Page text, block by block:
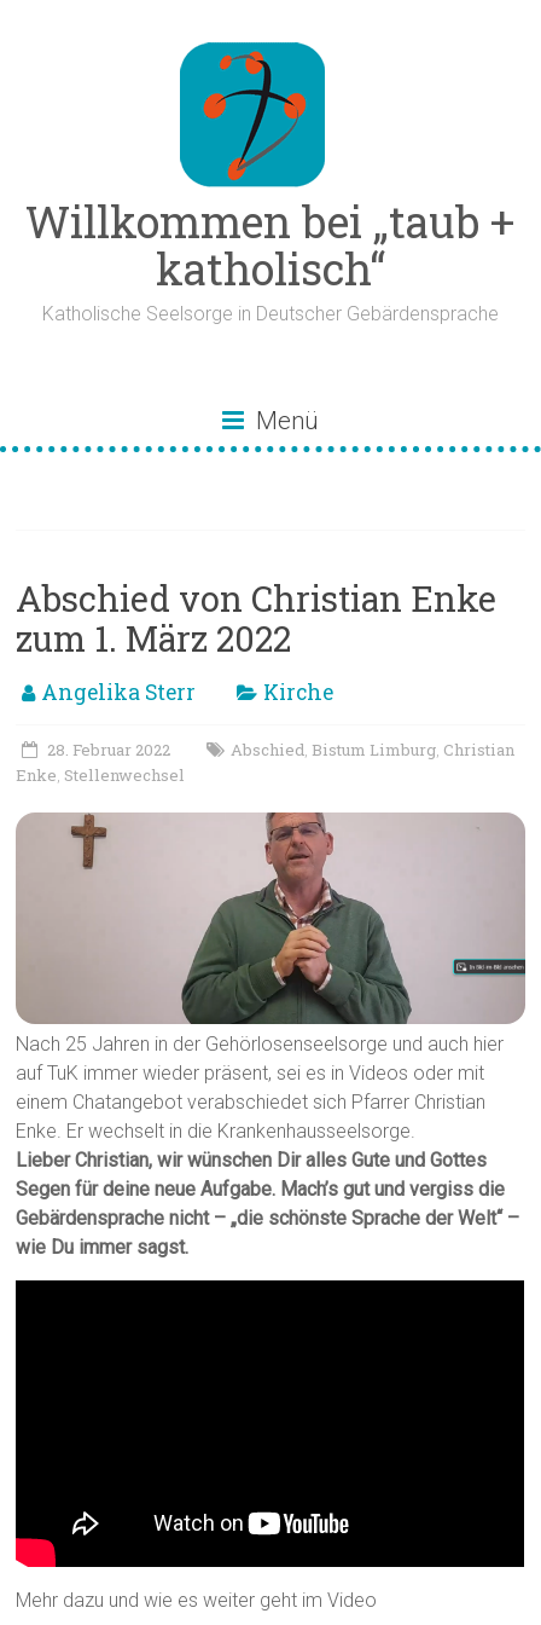
Willkommen bei „taub +
katholisch“
Katholische Seelsorge in Deutscher Gebärdensprache
Menü
Abschied von Christian Enke
zum 1. März 2022
Angelika Sterr Kirche
28. Februar 2022 Abschied, Bistum Limburg, Christian
Enke, Stellenwechsel
Nach 25 Jahren in der Gehörlosenseelsorge und auch hier
auf TuK immer wieder präsent, sei es in Videos oder mit
einem Chatangebot verabschiedet sich Pfarrer Christian
Enke. Er wechselt in die Krankenhausseelsorge.
Lieber Christian, wir wünschen Dir alles Gute und Gottes
Segen für deine neue Aufgabe. Mach’s gut und vergiss die
Gebärdensprache nicht – „die schönste Sprache der Welt“ –
wie Du immer sagst.
Mehr dazu und wie es weiter geht im Video